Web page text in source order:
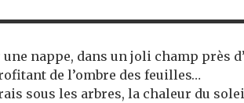
une nappe, dans un joli champ près
de l’ombre des feuilles…
sous les arbres, la chaleur du